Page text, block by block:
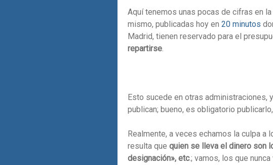
Aquí tenemos unas pocas de cifras en
mismo, publicadas hoy en 20 minutos
Madrid, tienen reservado para el
repartirse.
Esto sucede en otras administraciones,
publican; bueno, es obligatorio
Realmente, a veces echamos la culpa
resulta que quien se lleva el dinero son
designación», etc.; vamos, los que